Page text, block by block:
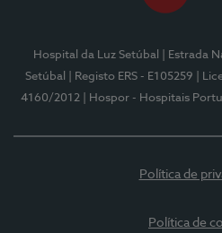
Hospital da Luz Setúbal
| Estrada
Setúbal
| Registo ERS - E105259
|
4160/2012
| Hospor - Hospitais
Política de
Política de